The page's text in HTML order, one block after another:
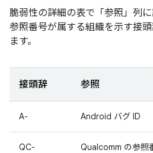
脆弱性の詳細の表で「参照」 列
参照番号が属する組織を示す接
ます。
接頭辞 参照
A- Android バグ ID
QC- Qualcomm の参照